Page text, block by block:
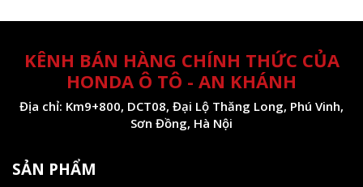
KÊNH BÁN HÀNG CHÍNH THỨC CỦA
HONDA Ô TÔ - AN KHÁNH
Địa chỉ: Km9+800, DCT08, Đại Lộ Thăng Long, Phú Vinh,
Sơn Đồng, Hà Nội
SẢN PHẨM